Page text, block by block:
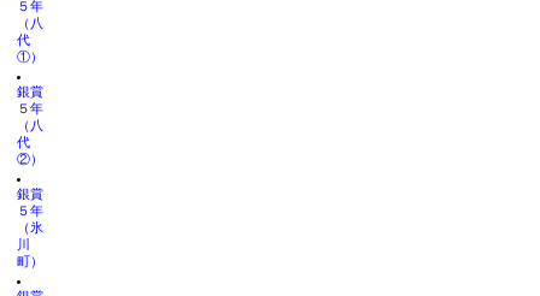
５年
（八
代
①）
銀賞
５年
（八
代
②）
銀賞
５年
（氷
川
町）